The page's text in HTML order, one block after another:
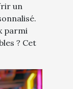
un
parmi
? Cet